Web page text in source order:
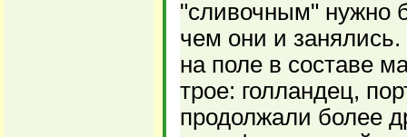
"сливочным" нужно
чем они и
на поле в составе
трое: голландец,
продолжали более